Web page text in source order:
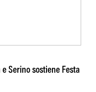
Serino sostiene Festa